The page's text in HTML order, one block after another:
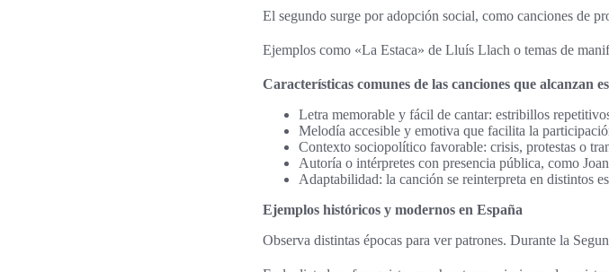
El segundo surge por adopción social, como canciones de
Ejemplos como «La Estaca» de Lluís Llach o temas de
Características comunes de las canciones que alcanzan
Letra memorable y fácil de cantar: estribillos
Melodía accesible y emotiva que facilita la
Contexto sociopolítico favorable: crisis, protestas o
Autoría o intérpretes con presencia pública, como
Adaptabilidad: la canción se reinterpreta en distintos
Ejemplos históricos y modernos en España
Observa distintas épocas para ver patrones. Durante la